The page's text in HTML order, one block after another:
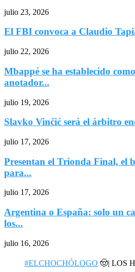
julio 23, 2026
El FBI convoca a Claudio
julio 22, 2026
Mbappé se ha establecido
anotador...
julio 19, 2026
Slavko Vinčić será el árbitro
julio 17, 2026
Presentan el Trionda Final, el
para...
julio 17, 2026
Argentina o España: solo un
los...
julio 16, 2026
#ELCHOCHÓLOGO 🤠| LOS